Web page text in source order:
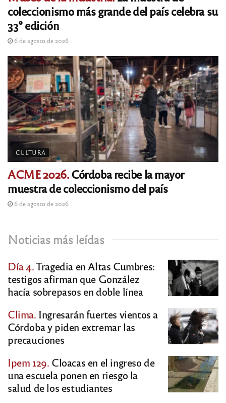
coleccionismo más grande del país celebra su
33° edición
6 de agosto de 2026
CULTURA
ACME 2026.Córdoba recibe la mayor
muestra de coleccionismo del país
6 de agosto de 2026
Noticias más leídas
Día 4.Tragedia en Altas Cumbres:
testigos afirman que González
hacía sobrepasos en doble línea
Clima. Ingresarán fuertes vientos a
Córdoba y piden extremar las
precauciones
Ipem 129. Cloacas en el ingreso de
una escuela ponen en riesgo la
salud de los estudiantes